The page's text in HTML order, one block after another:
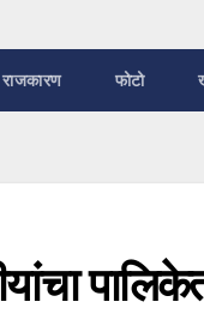
राजकारण फोटो